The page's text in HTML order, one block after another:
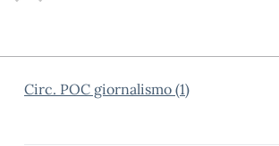
Circ. POC giornalismo (1)